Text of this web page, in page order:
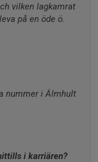
vilken lagkamrat
på en öde ö.
nummer i Älmhult
i karriären?